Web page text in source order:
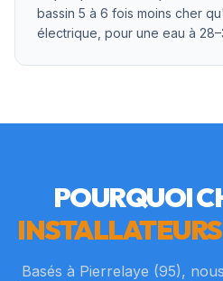
bassin 5 à 6 fois moins cher
électrique, pour une eau à
POURQUOI
INSTALLATEURS
Basés à Pierrelaye (95),